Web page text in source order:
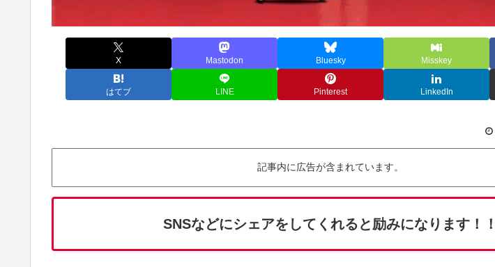
X Mastodon Bluesky Misskey
はてブ LINE Pinterest LinkedIn
記事内に広告が含まれています。
SNSなどにシェアをしてくれると励みになります！！